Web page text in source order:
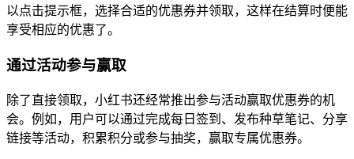
以点击提示框，选择合适的优惠券并领取，这样在结算时便能
享受相应的优惠了。
通过活动参与赢取
除了直接领取，小红书还经常推出参与活动赢取优惠券的机
会。例如，用户可以通过完成每日签到、发布种草笔记、分享
链接等活动，积累积分或参与抽奖，赢取专属优惠券。